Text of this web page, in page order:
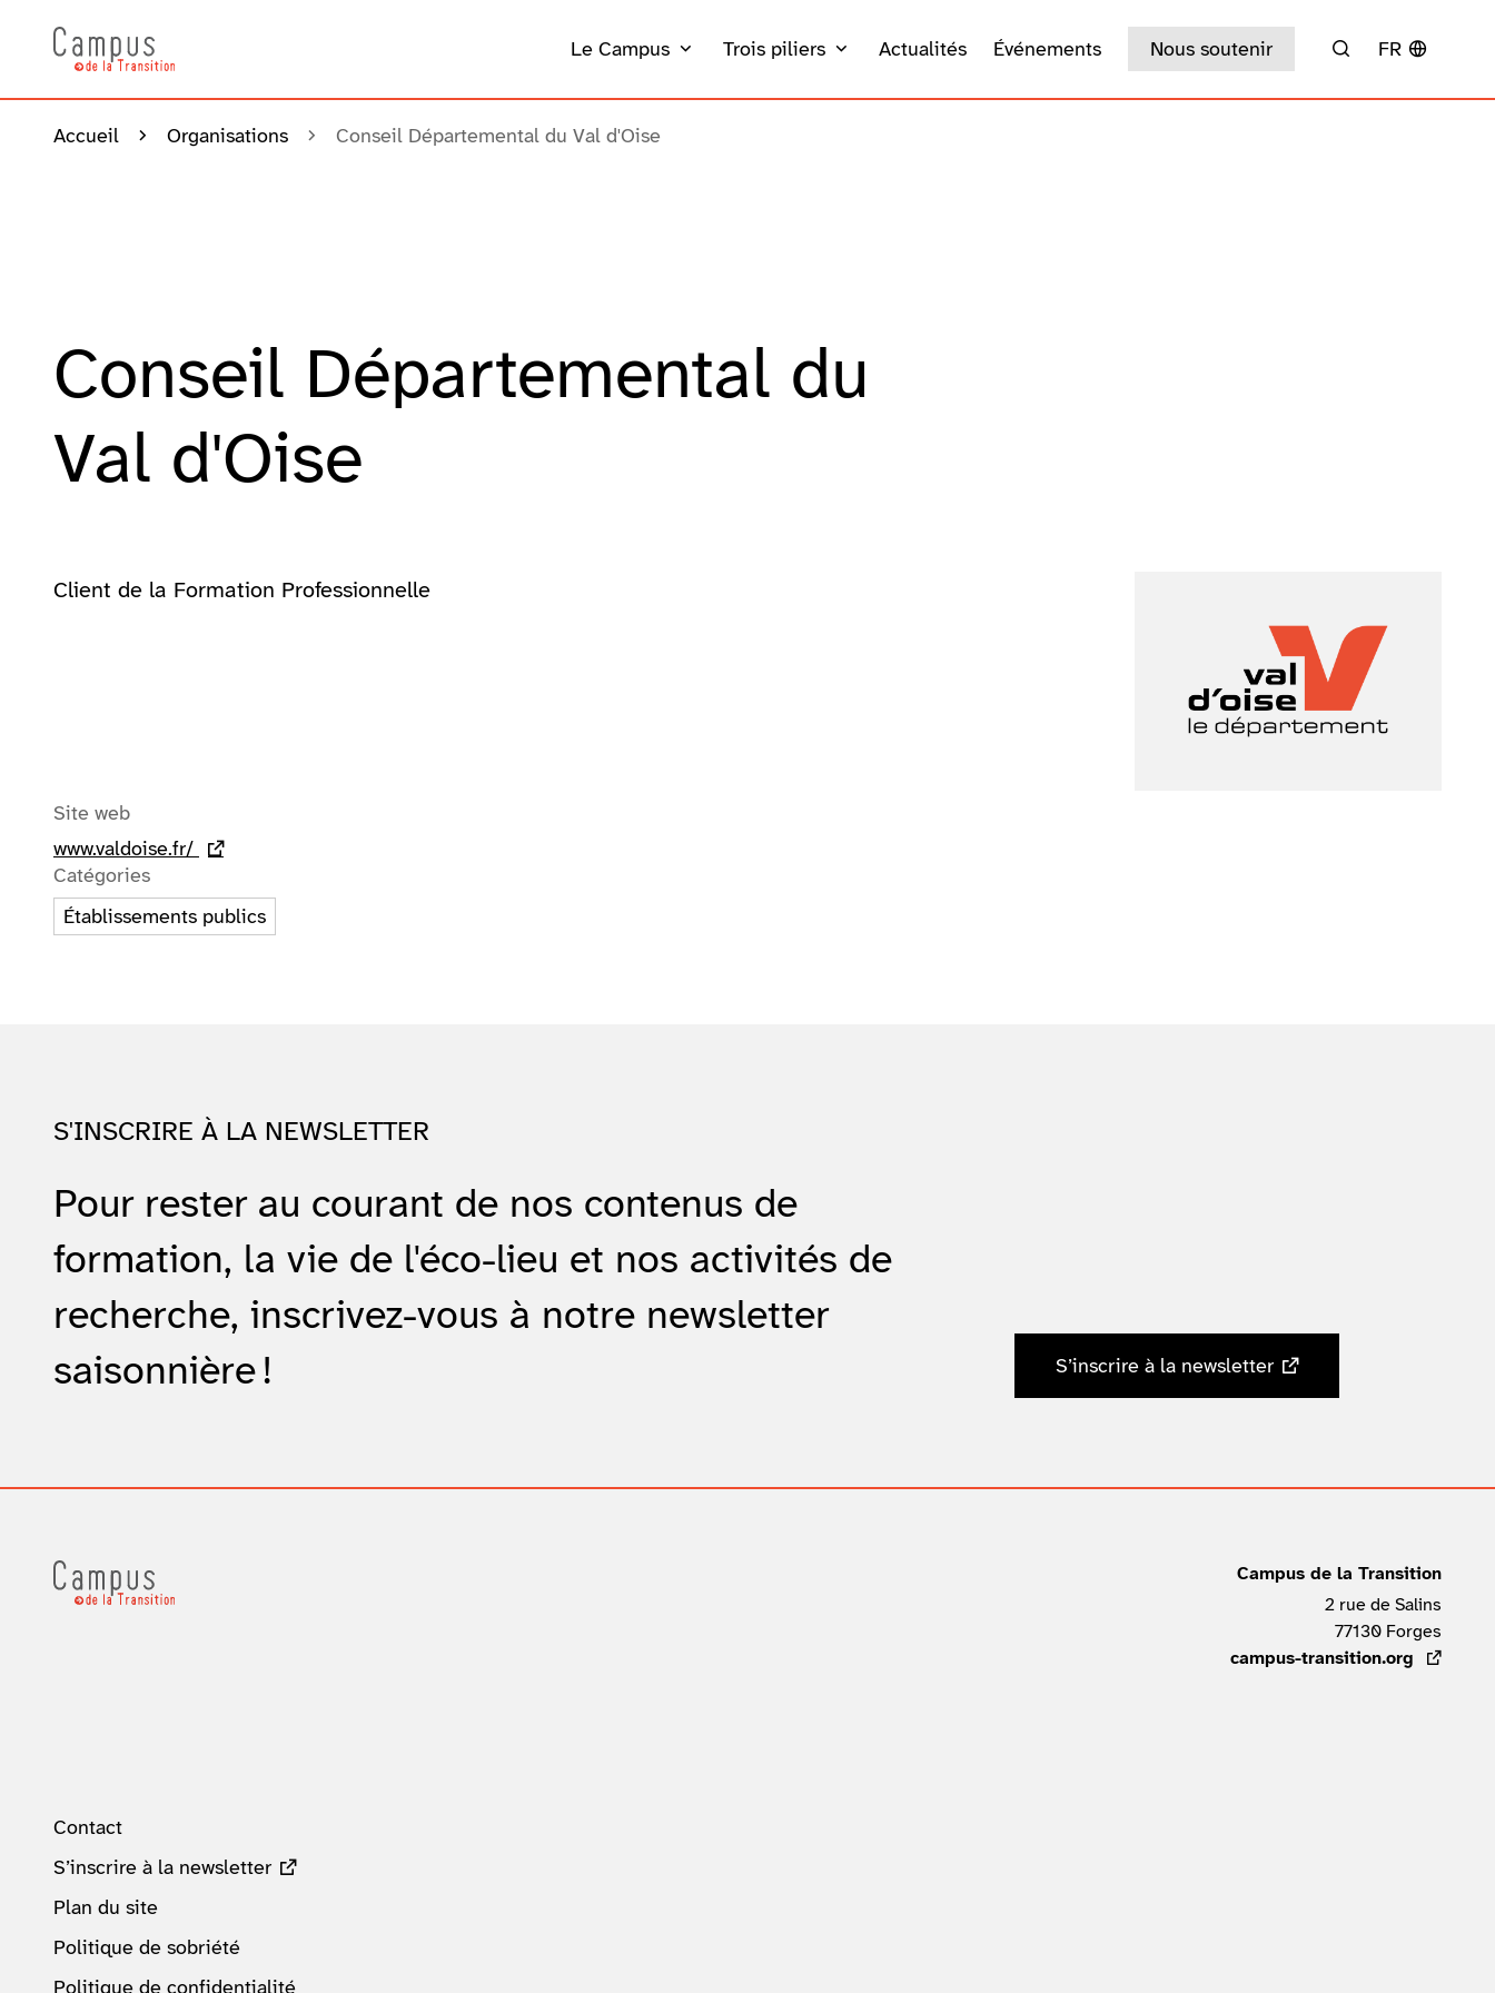
Le Campus Trois piliers Actualités Événements Nous soutenir Rechercher
FR
Accueil Organisations Conseil Départemental du Val d'Oise
Conseil Départemental du
Val d'Oise
Client de la Formation Professionnelle
Catégories
Établissements publics
Site web
www.valdoise.fr/ - lien externe
S'INSCRIRE À LA NEWSLETTER
Pour rester au courant de nos contenus de
formation, la vie de l'éco-lieu et nos activités de
recherche, inscrivez-vous à notre newsletter
saisonnière !
S’inscrire à la newsletter
Campus de la Transition
2 rue de Salins
77130 Forges
campus-transition.org
- lien
Contact
S’inscrire à la newsletter
Plan du site
Politique de sobriété
Politique de confidentialité